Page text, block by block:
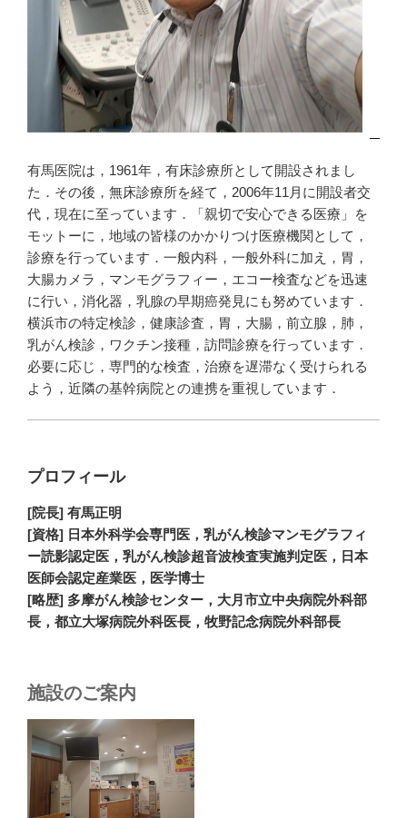
有馬医院は，1961年，有床診療所として開設されまし
た．その後，無床診療所を経て，2006年11月に開設者交
代，現在に至っています．「親切で安心できる医療」を
モットーに，地域の皆様のかかりつけ医療機関として，
診療を行っています．一般内科，一般外科に加え，胃，
大腸カメラ，マンモグラフィー，エコー検査などを迅速
に行い，消化器，乳腺の早期癌発見にも努めています．
横浜市の特定検診，健康診査，胃，大腸，前立腺，肺，
乳がん検診，ワクチン接種，訪問診療を行っています．
必要に応じ，専門的な検査，治療を遅滞なく受けられる
よう，近隣の基幹病院との連携を重視しています．
プロフィール
[院長] 有馬正明
[資格] 日本外科学会専門医，乳がん検診マンモグラフィ
ー読影認定医，乳がん検診超音波検査実施判定医，日本
医師会認定産業医，医学博士
[略歴] 多摩がん検診センター，大月市立中央病院外科部
長，都立大塚病院外科医長，牧野記念病院外科部長
施設のご案内